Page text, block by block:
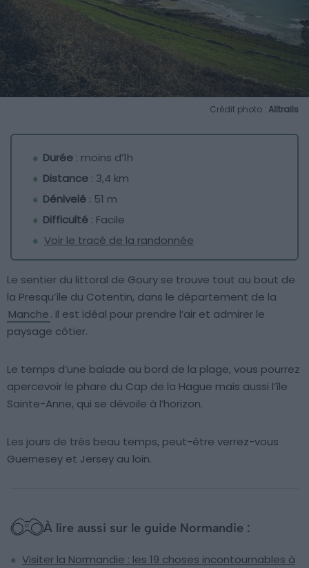
Crédit photo : Alltrails
Durée : moins d’1h
Distance : 3,4 km
Dénivelé : 51 m
Difficulté : Facile
Voir le tracé de la randonnée
Le sentier du littoral de Goury se trouve tout au bout de
la Presqu’île du Cotentin, dans le département de la
Manche. Il est idéal pour prendre l’air et admirer le
paysage côtier.
Le temps d’une balade au bord de la plage, vous pourrez
apercevoir le phare du Cap de la Hague mais aussi l’île
Sainte-Anne, qui se dévoile à l’horizon.
Les jours de très beau temps, peut-être verrez-vous
Guernesey et Jersey au loin.
À lire aussi sur le guide Normandie :
Visiter la Normandie : les 19 choses incontournables à